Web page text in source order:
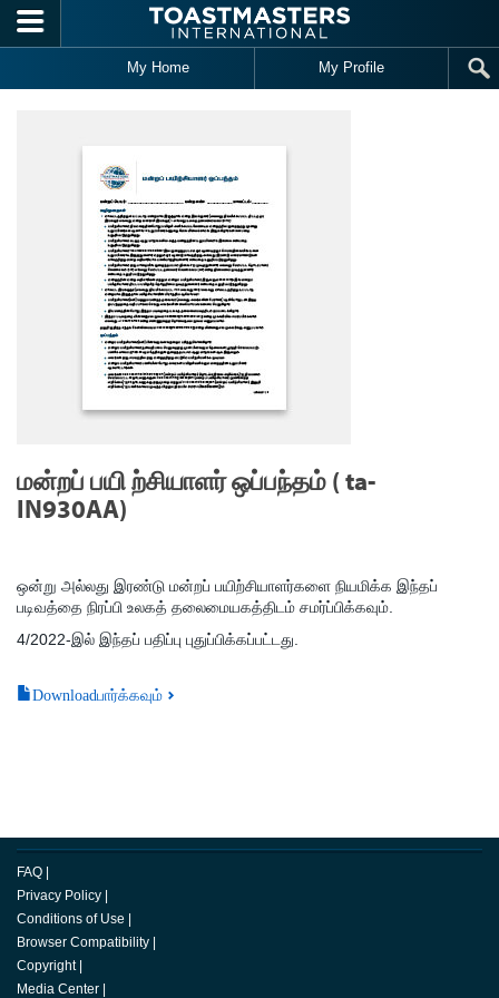
Skip to main content
My Home My Profile
மன்றப் பயி ற்சியாளர் ஒப்பந்தம் ( ta-
IN930AA)
ஒன்று அல்லது இரண்டு மன்றப் பயிற்சியாளர்களை நியமிக்க இந்தப்
படிவத்தை நிரப்பி உலகத் தலைமையகத்திடம் சமர்ப்பிக்கவும்.
4/2022-இல் இந்தப் பதிப்பு புதுப்பிக்கப்பட்டது.
Downloadபார்க்கவும்
FAQ
Privacy Policy
Conditions of Use
Browser Compatibility
Copyright
Media Center